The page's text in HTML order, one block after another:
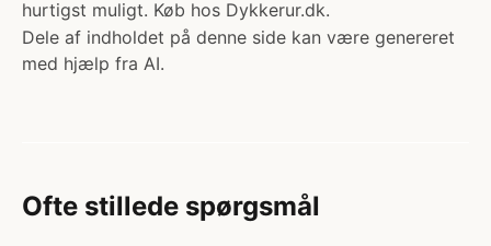
hurtigst muligt. Køb hos Dykkerur.dk.
Dele af indholdet på denne side kan være genereret
med hjælp fra AI.
Ofte stillede spørgsmål